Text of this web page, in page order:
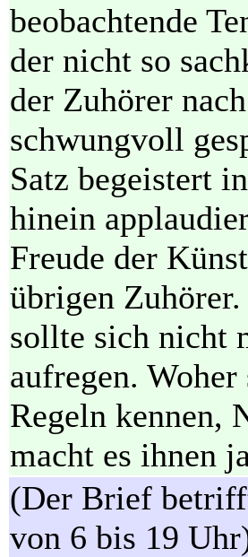
beobachtende
der nicht so
der Zuhörer
schwungvoll
Satz begeistert
hinein
Freude der
übrigen
sollte sich nicht
aufregen.
Regeln kennen,
macht es ihnen
(Der Brief
von 6 bis 19